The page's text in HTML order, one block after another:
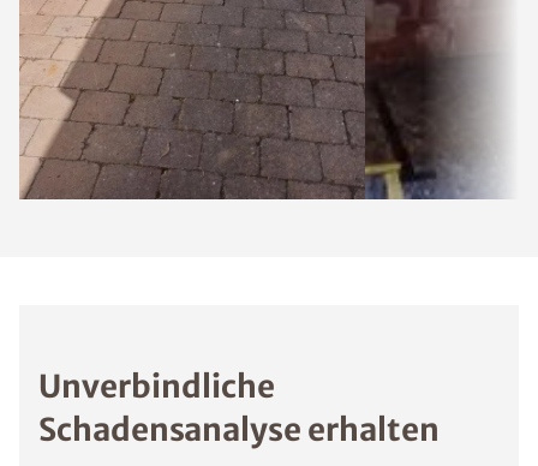
Unverbindliche
Schadensanalyse erhalten